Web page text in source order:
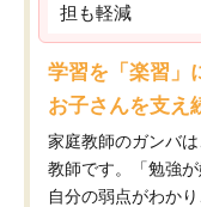
担も軽減
学習を「楽習」
お子さんを支え
家庭教師のガンバ
教師です。「勉強
自分の弱点がわか